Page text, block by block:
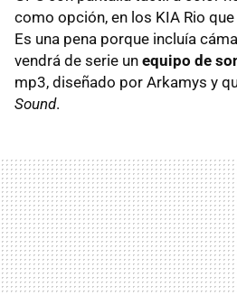
como opción, en los KIA Rio
Es una pena porque incluía
vendrá de serie un equipo de
mp3, diseñado por Arkamys y
Sound.